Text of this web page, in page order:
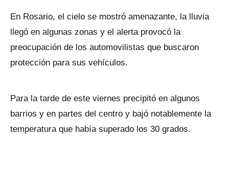
En Rosario, el cielo se mostró amenazante, la lluvia
llegó en algunas zonas y el alerta provocó la
preocupación de los automovilistas que buscaron
protección para sus vehículos.
Para la tarde de este viernes precipitó en algunos
barrios y en partes del centro y bajó notablemente la
temperatura que había superado los 30 grados.